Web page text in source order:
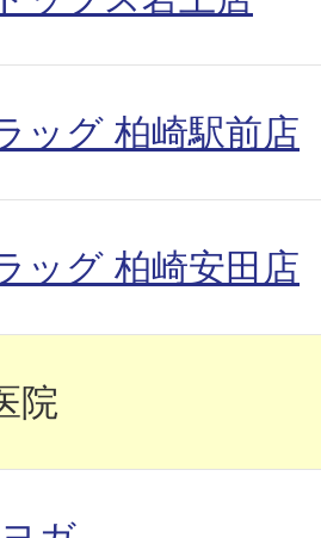
ッグ 柏崎駅前店
ッグ 柏崎安田店
院